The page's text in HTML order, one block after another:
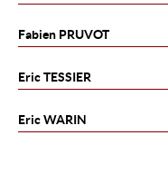
Fabien PRUVOT
EricTESSIER
EricWARIN